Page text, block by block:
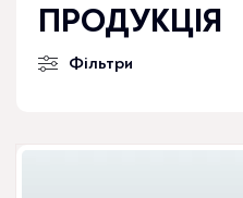
ПРОДУКЦІЯ
Фільтри